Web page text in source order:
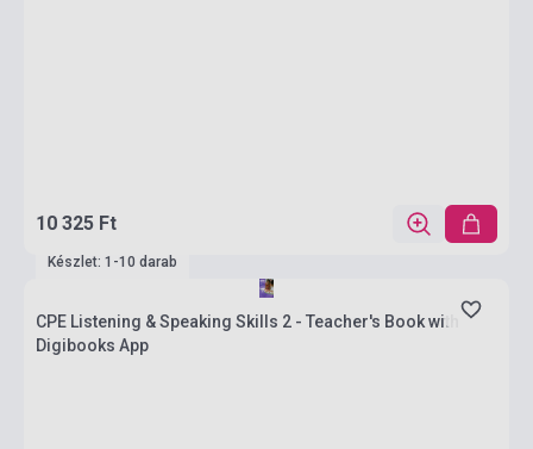
10 325 Ft
Készlet: 1-10 darab
CPE Listening & Speaking Skills 2 - Teacher's Book with
Digibooks App